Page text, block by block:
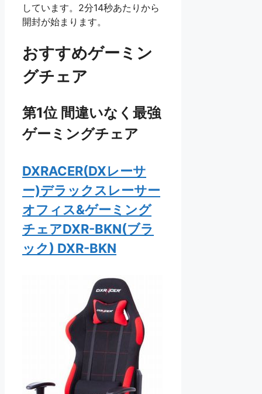
しています。2分14秒あたりから
開封が始まります。
おすすめゲーミン
グチェア
第1位 間違いなく最強
ゲーミングチェア
DXRACER(DXレーサ
ー)デラックスレーサー
オフィス&ゲーミング
チェアDXR-BKN(ブラ
ック) DXR-BKN